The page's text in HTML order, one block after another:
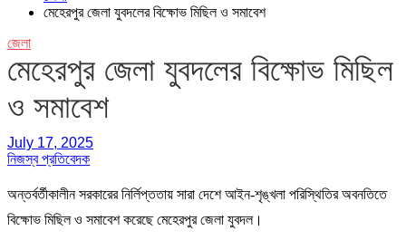
মেহেরপুর জেলা যুবদলের বিক্ষোভ মিছিল ও সমাবেশ
জেলা
মেহেরপুর জেলা যুবদলের বিক্ষোভ মিছিল
ও সমাবেশ
July 17, 2025
নিজস্ব প্রতিবেদক
অন্তর্বর্তীকালীন সরকারের নির্লিপ্ততায় সারা দেশে আইন-শৃঙ্খলা পরিস্থিতির অবনতিতে
বিক্ষোভ মিছিল ও সমাবেশ করেছে মেহেরপুর জেলা যুবদল।